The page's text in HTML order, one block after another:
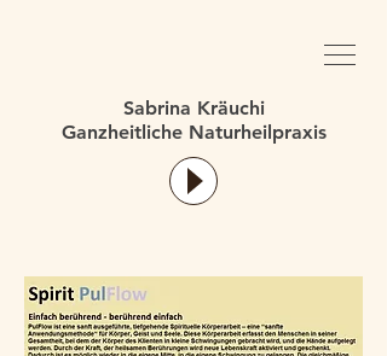
Sabrina Kräuchi
Ganzheitliche Naturheilpraxis